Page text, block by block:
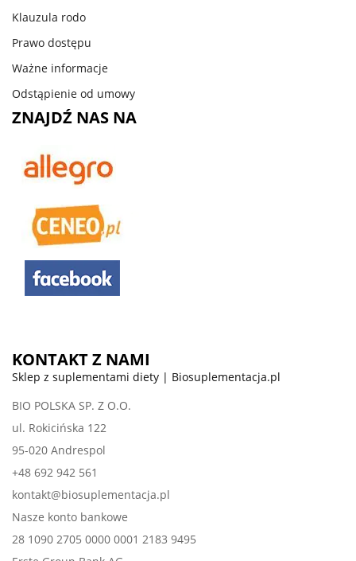
Klauzula rodo
Prawo dostępu
Ważne informacje
Odstąpienie od umowy
ZNAJDŹ NAS NA
KONTAKT Z NAMI
Sklep z suplementami diety | Biosuplementacja.pl
BIO POLSKA SP. Z O.O.
ul. Rokicińska 122
95-020 Andrespol
+48 692 942 561
kontakt@biosuplementacja.pl
Nasze konto bankowe
28 1090 2705 0000 0001 2183 9495